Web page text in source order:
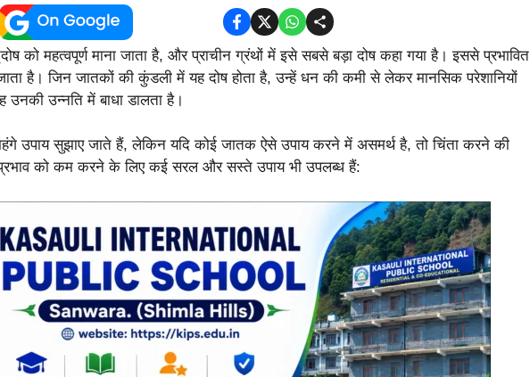
को महत्वपूर्ण माना जाता है, और प्राचीन ग्रंथों में इसे सबसे बड़ा दोष कहा गया है। इससे प्रभावित
है। जिन जातकों की कुंडली में यह दोष होता है, उन्हें धन की कमी से लेकर मानसिक परेशानियों
उन्नति में बाधा डालता है।
उपाय सुझाए जाते हैं, लेकिन यदि कोई जातक ऐसे उपाय करने में असमर्थ है, तो चिंता करने की
को कम करने के लिए कई सरल और सस्ते उपाय भी उपलब्ध हैं: